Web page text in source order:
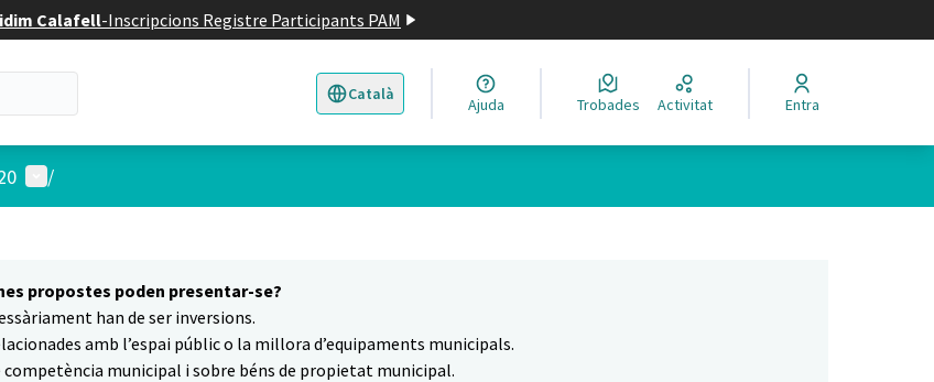
Calafell-Inscripcions Registre Participants PAM
Català
Triar la llengua Elegir el idioma
Ajuda Trobades Activitat Entra
Menú d'usuari
/
propostes poden presentar-se?
han de ser inversions.
amb l’espai públic o la millora d’equipaments municipals.
competència municipal i sobre béns de propietat municipal.